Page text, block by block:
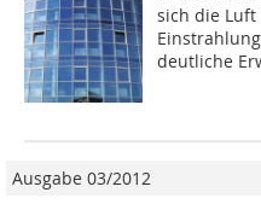
sich die
deutliche
Ausgabe 03/2012